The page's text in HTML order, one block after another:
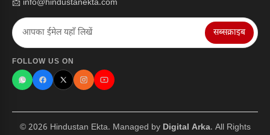
📩 info@hindustanekta.com
सब्सक्राइब
FOLLOW US ON
© 2026 Hindustan Ekta. Managed by Digital Arka. All Rights